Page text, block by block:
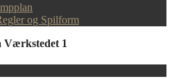
og Spilform
Værkstedet 1